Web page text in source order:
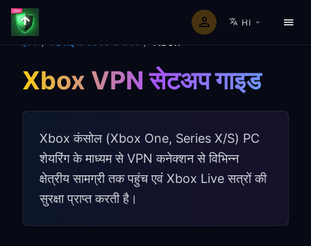
HI
होम / डिवाइस VPN शेयरिंग / Xbox
Xbox VPN सेटअप गाइड
Xbox कंसोल (Xbox One, Series X/S) PC
शेयरिंग के माध्यम से VPN कनेक्शन से विभिन्न
क्षेत्रीय सामग्री तक पहुंच एवं Xbox Live सत्रों की
सुरक्षा प्राप्त करती है।